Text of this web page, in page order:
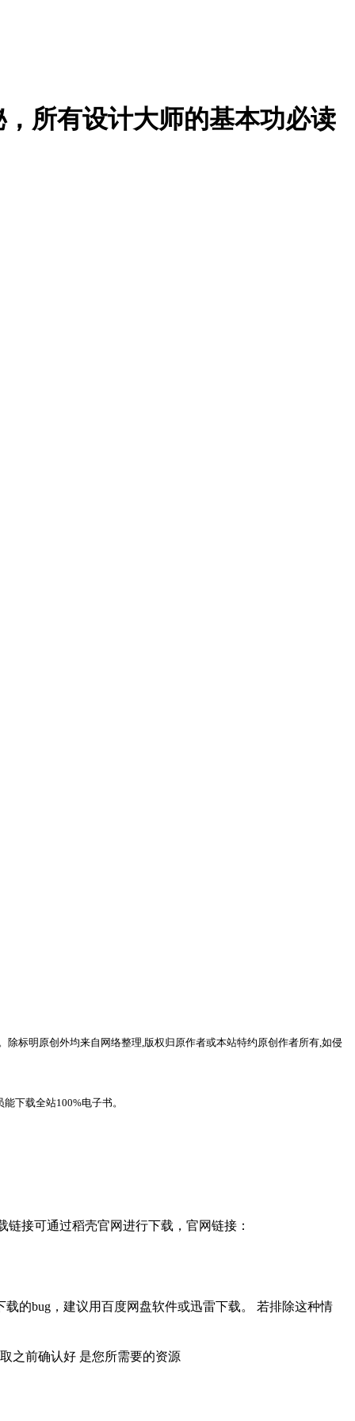
所有设计大师的基本功必读
标明原创外均来自网络整理,版权归原作者或本站特约原创作者所有,如侵
下载全站100%电子书。
接可通过稻壳官网进行下载，官网链接：
的bug，建议用百度网盘软件或迅雷下载。 若排除这种情
之前确认好 是您所需要的资源